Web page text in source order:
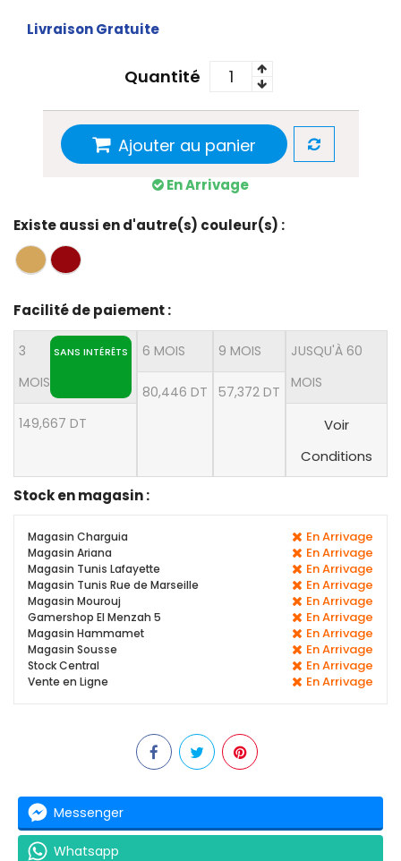
Livraison Gratuite
Quantité
Ajouter au panier
En Arrivage
Existe aussi en d'autre(s) couleur(s) :
Facilité de paiement :
3
MOIS
SANS INTÉRÊTS
149,667 DT
6 MOIS
80,446 DT
9 MOIS
57,372 DT
JUSQU'À 60
MOIS
Voir
Conditions
Stock en magasin :
Magasin Charguia En Arrivage
Magasin Ariana En Arrivage
Magasin Tunis Lafayette En Arrivage
Magasin Tunis Rue de Marseille En Arrivage
Magasin Mourouj En Arrivage
Gamershop El Menzah 5 En Arrivage
Magasin Hammamet En Arrivage
Magasin Sousse En Arrivage
Stock Central En Arrivage
Vente en Ligne En Arrivage
Messenger
Whatsapp